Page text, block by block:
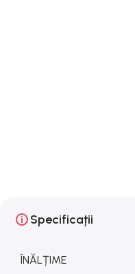
Specificații
ÎNĂLȚIME